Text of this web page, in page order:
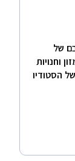
של
וחנויות
הסטודיו